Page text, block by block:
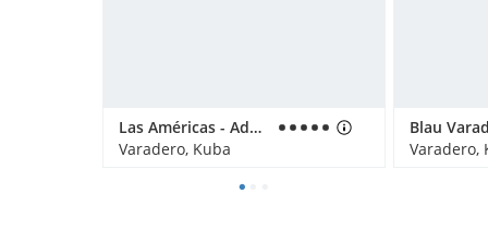
Las Américas - Adults only
Varadero, Kuba
Varadero,